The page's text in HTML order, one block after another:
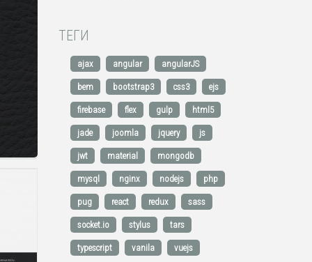
ТЕГИ
ajax angular angularJS
bem bootstrap3 css3 ejs
firebase flex gulp html5
jade joomla jquery js
jwt material mongodb
mysql nginx nodejs php
pug react redux sass
socket.io stylus tars
typescript vanila vuejs